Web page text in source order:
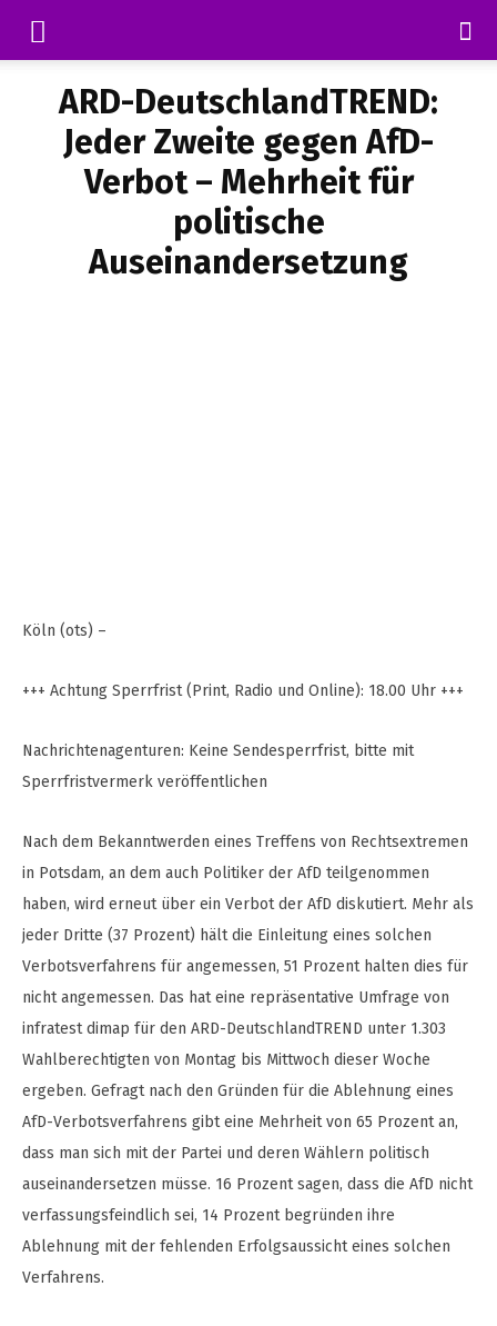
ARD-DeutschlandTREND:
Jeder Zweite gegen AfD-
Verbot – Mehrheit für
politische
Auseinandersetzung
Köln (ots) –
+++ Achtung Sperrfrist (Print, Radio und Online): 18.00 Uhr +++
Nachrichtenagenturen: Keine Sendesperrfrist, bitte mit
Sperrfristvermerk veröffentlichen
Nach dem Bekanntwerden eines Treffens von Rechtsextremen
in Potsdam, an dem auch Politiker der AfD teilgenommen
haben, wird erneut über ein Verbot der AfD diskutiert. Mehr als
jeder Dritte (37 Prozent) hält die Einleitung eines solchen
Verbotsverfahrens für angemessen, 51 Prozent halten dies für
nicht angemessen. Das hat eine repräsentative Umfrage von
infratest dimap für den ARD-DeutschlandTREND unter 1.303
Wahlberechtigten von Montag bis Mittwoch dieser Woche
ergeben. Gefragt nach den Gründen für die Ablehnung eines
AfD-Verbotsverfahrens gibt eine Mehrheit von 65 Prozent an,
dass man sich mit der Partei und deren Wählern politisch
auseinandersetzen müsse. 16 Prozent sagen, dass die AfD nicht
verfassungsfeindlich sei, 14 Prozent begründen ihre
Ablehnung mit der fehlenden Erfolgsaussicht eines solchen
Verfahrens.